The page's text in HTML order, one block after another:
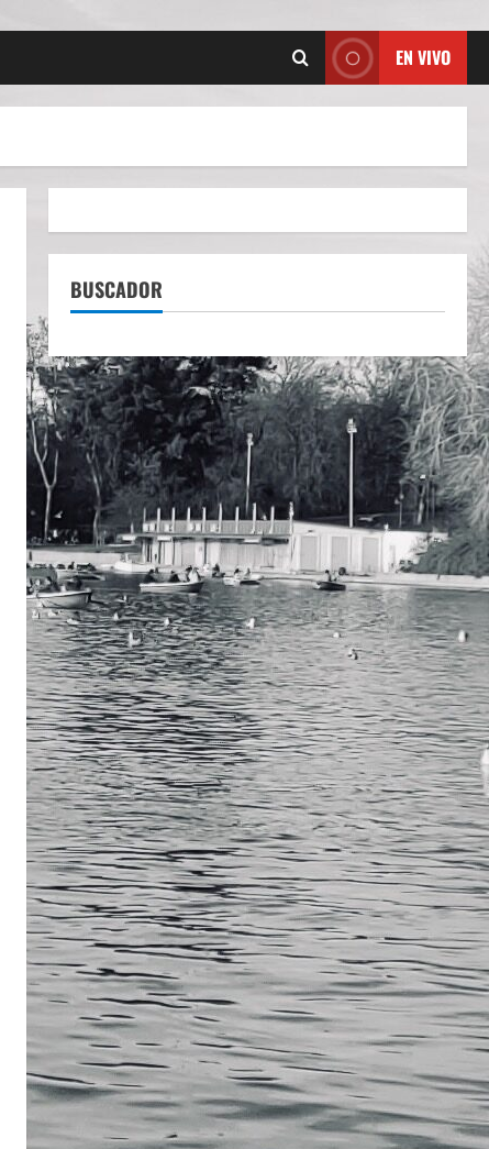
EN VIVO
BUSCADOR